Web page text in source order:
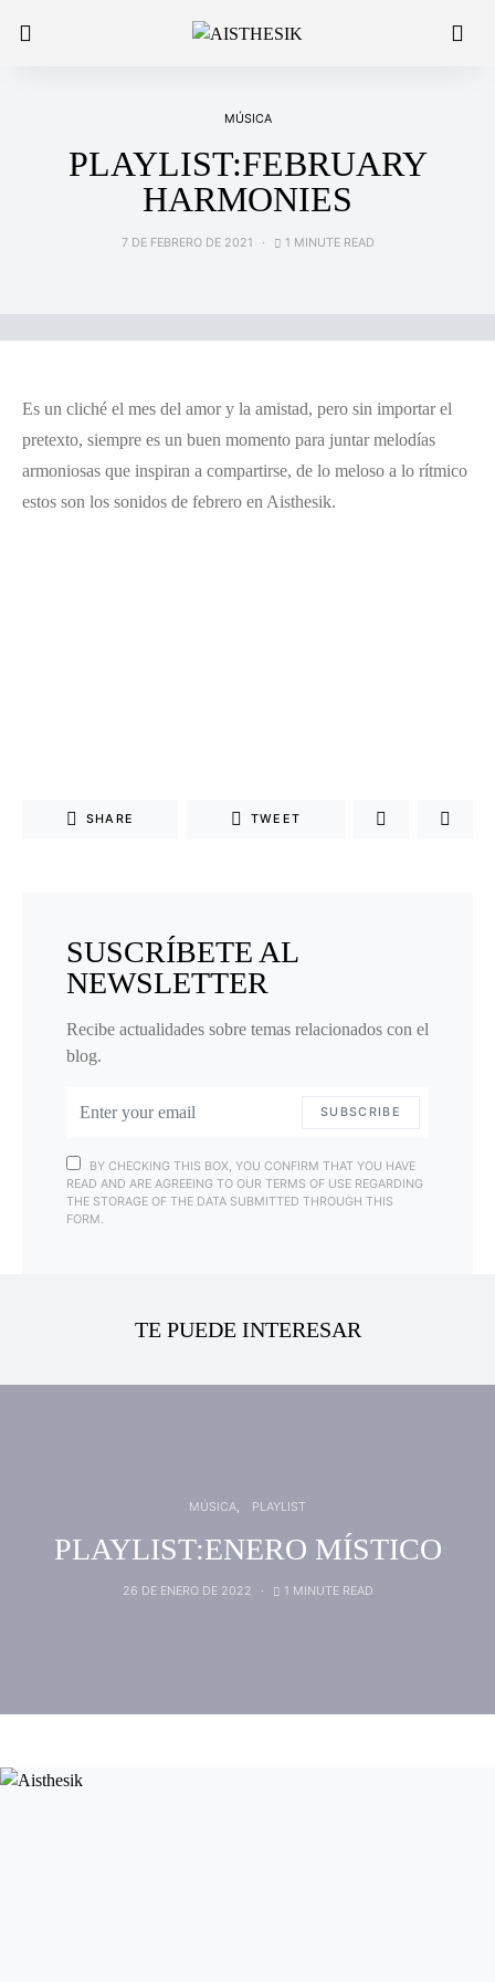
MÚSICA
PLAYLIST:FEBRUARY
HARMONIES
7 DE FEBRERO DE 2021 1 MINUTE READ
Es un cliché el mes del amor y la amistad, pero sin importar el
pretexto, siempre es un buen momento para juntar melodías
armoniosas que inspiran a compartirse, de lo meloso a lo rítmico
estos son los sonidos de febrero en Aisthesik.
SHARE TWEET
SUSCRÍBETE AL
NEWSLETTER
Recibe actualidades sobre temas relacionados con el
blog.
SUBSCRIBE
BY CHECKING THIS BOX, YOU CONFIRM THAT YOU HAVE
READ AND ARE AGREEING TO OUR TERMS OF USE REGARDING
THE STORAGE OF THE DATA SUBMITTED THROUGH THIS
FORM.
TE PUEDE INTERESAR
MÚSICA PLAYLIST
PLAYLIST:ENERO MÍSTICO
26 DE ENERO DE 2022 1 MINUTE READ